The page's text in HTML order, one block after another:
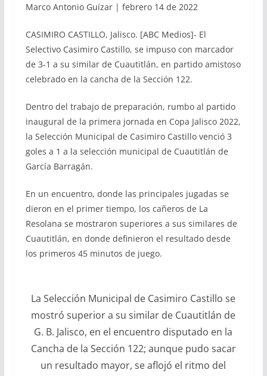
Marco Antonio Guízar | febrero 14 de 2022
CASIMIRO CASTILLO, Jalisco. [ABC Medios]- El
Selectivo Casimiro Castillo, se impuso con marcador
de 3-1 a su similar de Cuautitlán, en partido amistoso
celebrado en la cancha de la Sección 122.
Dentro del trabajo de preparación, rumbo al partido
inaugural de la primera jornada en Copa Jalisco 2022,
la Selección Municipal de Casimiro Castillo venció 3
goles a 1 a la selección municipal de Cuautitlán de
García Barragán.
En un encuentro, donde las principales jugadas se
dieron en el primer tiempo, los cañeros de La
Resolana se mostraron superiores a sus similares de
Cuautitlán, en donde definieron el resultado desde
los primeros 45 minutos de juego.
La Selección Municipal de Casimiro Castillo se
mostró superior a su similar de Cuautitlán de
G. B. Jalisco, en el encuentro disputado en la
Cancha de la Sección 122; aunque pudo sacar
un resultado mayor, se aflojó el ritmo del